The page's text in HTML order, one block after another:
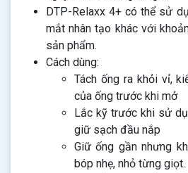
DTP-Relaxx 4+ có thể sử
mắt nhân tạo khác với
sản phẩm.
Cách dùng:
Tách ống ra khỏi vỉ,
của ống trước khi mở
Lắc kỹ trước khi sử
giữ sạch đầu nắp
Giữ ống gần nhưng
bóp nhẹ, nhỏ từng giọt.